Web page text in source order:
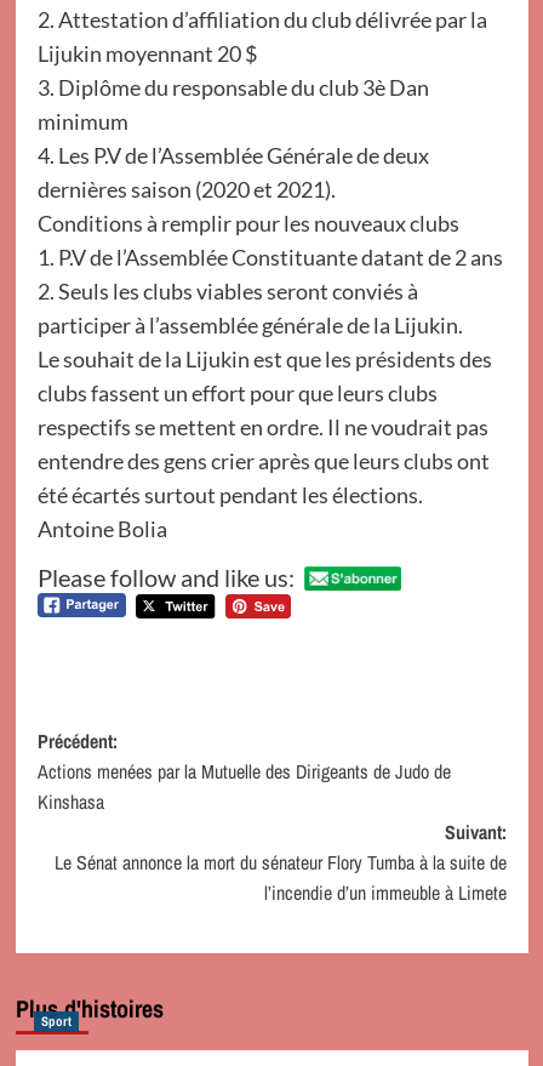
2. Attestation d’affiliation du club délivrée par la
Lijukin moyennant 20 $
3. Diplôme du responsable du club 3è Dan
minimum
4. Les P.V de l’Assemblée Générale de deux
dernières saison (2020 et 2021).
Conditions à remplir pour les nouveaux clubs
1. P.V de l’Assemblée Constituante datant de 2 ans
2. Seuls les clubs viables seront conviés à
participer à l’assemblée générale de la Lijukin.
Le souhait de la Lijukin est que les présidents des
clubs fassent un effort pour que leurs clubs
respectifs se mettent en ordre. Il ne voudrait pas
entendre des gens crier après que leurs clubs ont
été écartés surtout pendant les élections.
Antoine Bolia
Please follow and like us:
Navigation
d’article
Précédent:
Actions menées par la Mutuelle des Dirigeants de Judo de
Kinshasa
Suivant:
Le Sénat annonce la mort du sénateur Flory Tumba à la suite de
l’incendie d’un immeuble à Limete
Plus d'histoires
Sport